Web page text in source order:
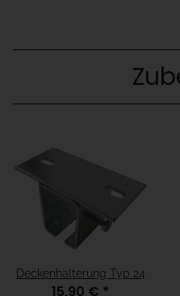
Deckenhalterung Typ 24
15,90 € *